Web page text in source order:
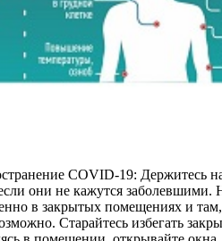
COVID-19: Держитесь
они не кажутся заболевшими.
в закрытых помещениях и там,
Старайтесь избегать